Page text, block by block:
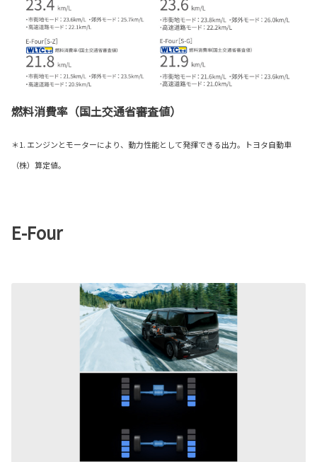
燃料消費率（国土交通省審査値）
＊1. エンジンとモーターにより、動力性能として発揮できる出力。トヨタ自動車
（株）算定値。
E-Four